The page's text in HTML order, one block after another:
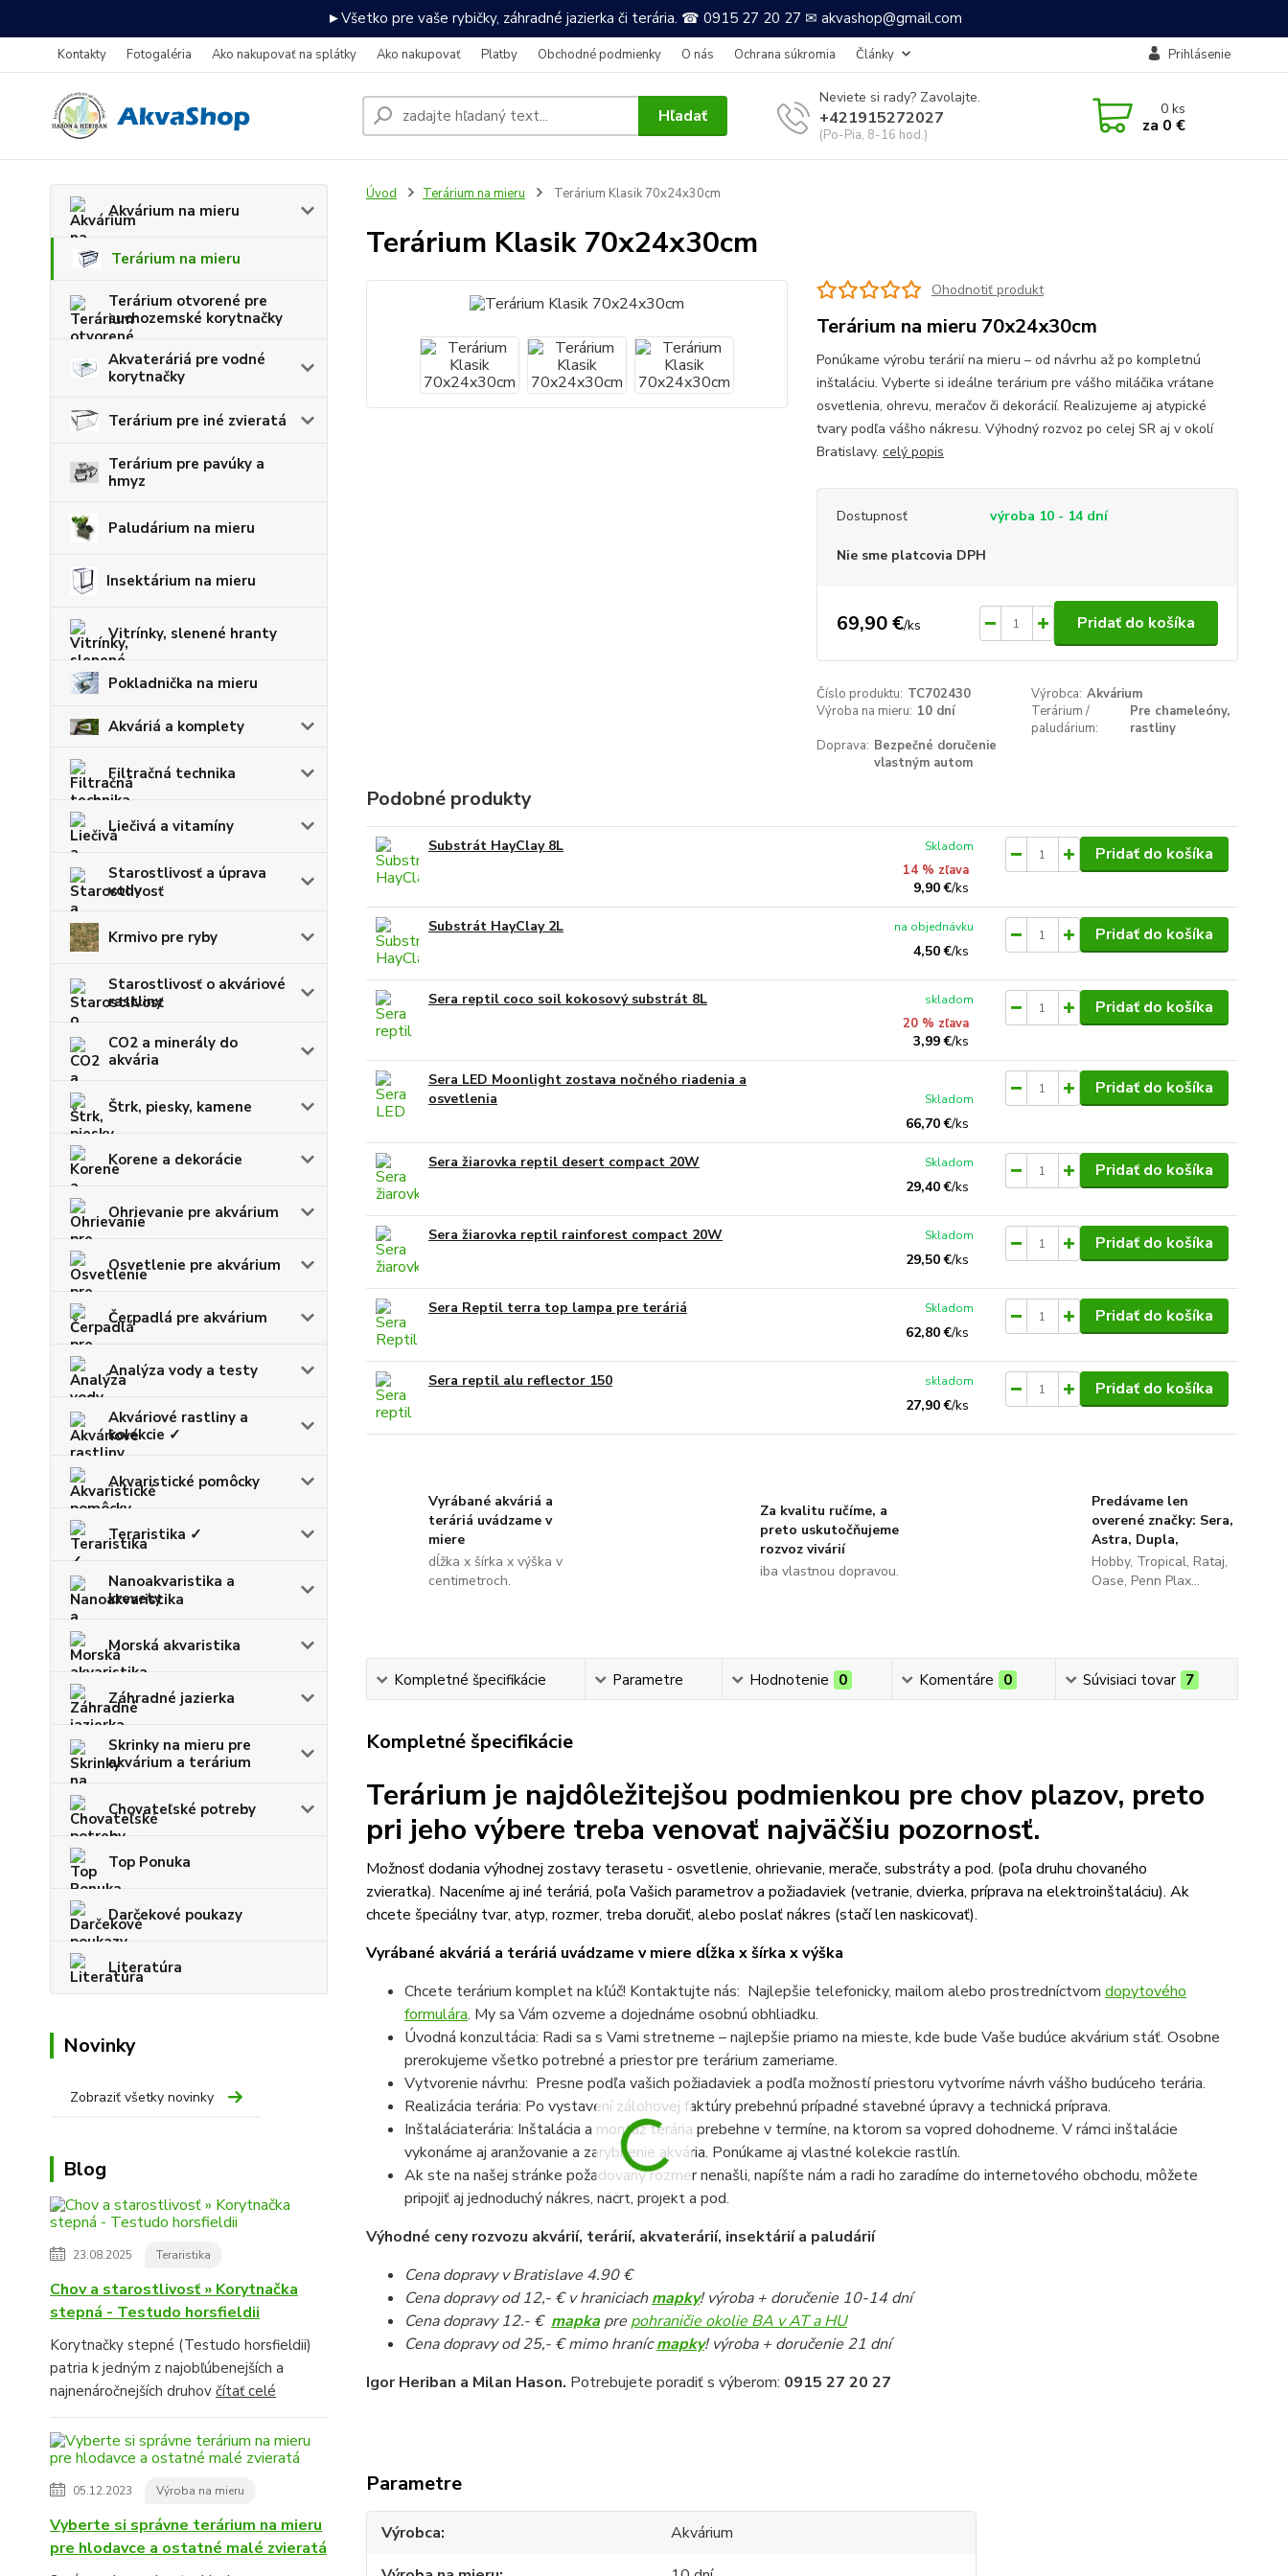
►Všetko pre vaše rybičky, záhradné jazierka či terária. ☎ 0915 27 20 27 ✉ akvashop@gmail.com
Kontakty Fotogaléria Ako nakupovať na splátky Ako nakupovať Platby Obchodné podmienky O nás Ochrana súkromia Články Prihlásenie
Hľadať
Neviete si rady? Zavolajte.
+421915272027
(Po-Pia, 8-16 hod.)
0ks
za 0 €
Akvárium na mieru
Terárium na mieru
Terárium otvorené pre
suchozemské korytnačky
Akvateráriá pre vodné
korytnačky
Terárium pre iné zvieratá
Terárium pre pavúky a
hmyz
Paludárium na mieru
Insektárium na mieru
Vitrínky, slenené hranty
Pokladnička na mieru
Akváriá a komplety
Filtračná technika
Liečivá a vitamíny
Starostlivosť a úprava
vody
Krmivo pre ryby
Starostlivosť o akváriové
rastliny
CO2 a minerály do
akvária
Štrk, piesky, kamene
Korene a dekorácie
Ohrievanie pre akvárium
Osvetlenie pre akvárium
Čerpadlá pre akvárium
Analýza vody a testy
Akváriové rastliny a
kolekcie ✓
Akvaristické pomôcky
Teraristika ✓
Nanoakvaristika a
krevety
Morská akvaristika
Záhradné jazierka
Skrinky na mieru pre
akvárium a terárium
Chovateľské potreby
Top Ponuka
Darčekové poukazy
Literatúra
Novinky
Zobraziť všetky novinky
Blog
23.08.2025 Teraristika
Chov a starostlivosť » Korytnačka
stepná - Testudo horsfieldii
Korytnačky stepné (Testudo horsfieldii)
patria k jedným z najobľúbenejších a
najnenáročnejších druhov čítať celé
05.12.2023 Výroba na mieru
Vyberte si správne terárium na mieru
pre hlodavce a ostatné malé zvieratá
Úvod Terárium na mieru Terárium Klasik 70x24x30cm
Terárium Klasik 70x24x30cm
Ohodnotiť produkt
Terárium na mieru 70x24x30cm
Ponúkame výrobu terárií na mieru – od návrhu až po kompletnú
inštaláciu. Vyberte si ideálne terárium pre vášho miláčika vrátane
osvetlenia, ohrevu, meračov či dekorácií. Realizujeme aj atypické
tvary podľa vášho nákresu. Výhodný rozvoz po celej SR aj v okolí
Bratislavy. celý popis
Dostupnosť výroba 10 - 14 dní
Nie sme platcovia DPH
69,90 €/ks Pridať do košíka
Číslo produktu: TC702430 Výrobca: Akvárium
Výroba na mieru: 10 dní
Terárium /
paludárium:
Pre chameleóny,
rastliny
Doprava: Bezpečné doručenie
vlastným autom
Podobné produkty
Substrát HayClay 8L
14 % zľava
9,90 €/ks
Skladom Pridať do košíka
Substrát HayClay 2L
4,50 €/ks
na objednávku Pridať do košíka
Sera reptil coco soil kokosový substrát 8L
20 % zľava
3,99 €/ks
skladom Pridať do košíka
Sera LED Moonlight zostava nočného riadenia a
osvetlenia
66,70 €/ks
Skladom
Pridať do košíka
Sera žiarovka reptil desert compact 20W
29,40 €/ks
Skladom Pridať do košíka
Sera žiarovka reptil rainforest compact 20W
29,50 €/ks
Skladom Pridať do košíka
Sera Reptil terra top lampa pre teráriá
62,80 €/ks
Skladom Pridať do košíka
Sera reptil alu reflector 150
27,90 €/ks
skladom Pridať do košíka
Vyrábané akváriá a
teráriá uvádzame v
miere
dĺžka x šírka x výška v
centimetroch.
Za kvalitu ručíme, a
preto uskutočňujeme
rozvoz vivárií
iba vlastnou dopravou.
Predávame len
overené značky: Sera,
Astra, Dupla,
Hobby, Tropical, Rataj,
Oase, Penn Plax...
Kompletné špecifikácie Parametre Hodnotenie 0 Komentáre 0 Súvisiaci tovar 7
Kompletné špecifikácie
Terárium je najdôležitejšou podmienkou pre chov plazov, preto
pri jeho výbere treba venovať najväčšiu pozornosť.
Možnosť dodania výhodnej zostavy terasetu - osvetlenie, ohrievanie, merače, substráty a pod. (poľa druhu chovaného
zvieratka). Naceníme aj iné teráriá, poľa Vašich parametrov a požiadaviek (vetranie, dvierka, príprava na elektroinštaláciu). Ak
chcete špeciálny tvar, atyp, rozmer, treba doručiť, alebo poslať nákres (stačí len naskicovať).
Vyrábané akváriá a teráriá uvádzame v miere dĺžka x šírka x výška
Chcete terárium komplet na kľúč! Kontaktujte nás: Najlepšie telefonicky, mailom alebo prostredníctvom dopytového
formulára. My sa Vám ozveme a dojednáme osobnú obhliadku.
Úvodná konzultácia: Radi sa s Vami stretneme – najlepšie priamo na mieste, kde bude Vaše budúce akvárium stáť. Osobne
prerokujeme všetko potrebné a priestor pre terárium zameriame.
Vytvorenie návrhu: Presne podľa vašich požiadaviek a podľa možností priestoru vytvoríme návrh vášho budúceho terária.
Realizácia terária: Po vystavení zálohovej faktúry prebehnú prípadné stavebné úpravy a technická príprava.
Inštaláciaterária: Inštalácia a montáž terária prebehne v termíne, na ktorom sa vopred dohodneme. V rámci inštalácie
vykonáme aj aranžovanie a zarybnenie akvária. Ponúkame aj vlastné kolekcie rastlín.
Ak ste na našej stránke požadovaný rozmer nenašli, napíšte nám a radi ho zaradíme do internetového obchodu, môžete
pripojiť aj jednoduchý nákres, náčrt, projekt a pod.
Výhodné ceny rozvozu akvárií, terárií, akvaterárií, insektárií a paludárií
Cena dopravy v Bratislave 4.90 €
Cena dopravy od 12,- € v hraniciachmapky! výroba + doručenie 10-14 dní
Cena dopravy 12.- € mapkapre pohraničie okolie BA v AT a HU
Cena dopravy od 25,- € mimo hranícmapky! výroba + doručenie 21 dní
Igor Heriban a Milan Hason. Potrebujete poradiť s výberom: 0915 27 20 27
Parametre
Výrobca
Akvárium